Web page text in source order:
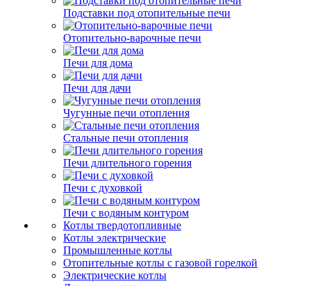
Подставки под отопительные печи
Отопительно-варочные печи
Печи для дома
Печи для дачи
Чугунные печи отопления
Стальные печи отопления
Печи длительного горения
Печи с духовкой
Печи с водяным контуром
Котлы твердотопливные
Котлы электрические
Промышленные котлы
Отопительные котлы с газовой горелкой
Электрические котлы